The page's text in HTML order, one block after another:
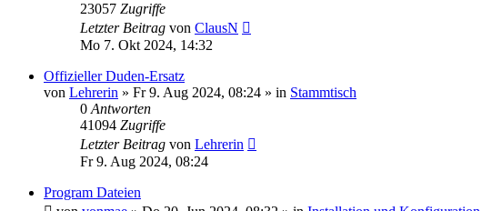
23057 Zugriffe
Letzter Beitrag von ClausN
Mo 7. Okt 2024, 14:32
Offizieller Duden-Ersatz
von Lehrerin » Fr 9. Aug 2024, 08:24 » in Stammtisch
0 Antworten
41094 Zugriffe
Letzter Beitrag von Lehrerin
Fr 9. Aug 2024, 08:24
Program Dateien